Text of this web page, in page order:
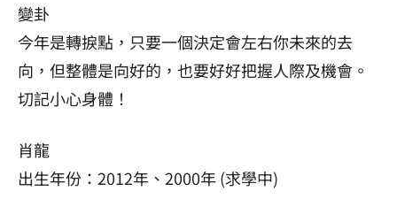
變卦
今年是轉捩點，只要一個決定會左右你未來的去
向，但整體是向好的，也要好好把握人際及機會。
切記小心身體！
肖龍
出生年份：2012年、2000年 (求學中)